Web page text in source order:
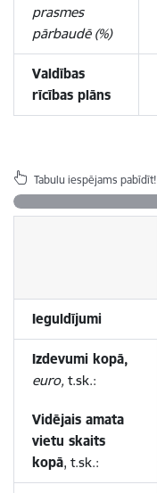
prasmes
pārbaudē (%)
Valdības
rīcības plāns
Tabulu iespējams pabīdīt!
Ieguldījumi
Izdevumi kopā,
euro, t.sk.:
Vidējais amata
vietu skaits
kopā, t.sk.: